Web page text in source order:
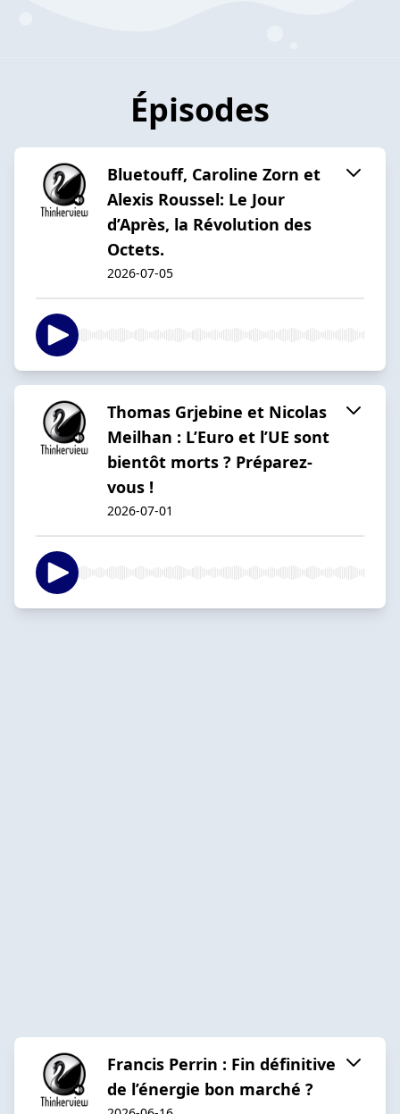
Épisodes
Bluetouff, Caroline Zorn et
Alexis Roussel: Le Jour
d’Après, la Révolution des
Octets.
2026-07-05
Thomas Grjebine et Nicolas
Meilhan : L’Euro et l’UE sont
bientôt morts ? Préparez-
vous !
2026-07-01
Francis Perrin : Fin définitive
de l’énergie bon marché ?